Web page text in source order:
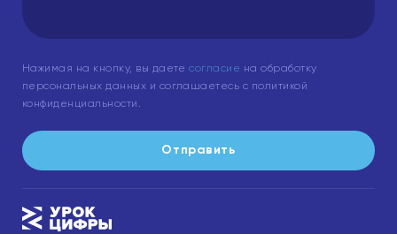
Нажимая на кнопку, вы даетесогласие на обработку
персональных данных и соглашаетесь с политикой
конфиденциальности.
Отправить